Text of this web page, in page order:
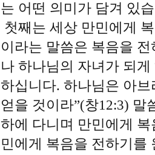
는 어떤 의미가 담겨 있
첫째는 세상 만민에게
이라는 말씀은 복음을
나 하나님의 자녀가 되
하십니다. 하나님은 아
얻을 것이라”(창12:3) 말
하에 다니며 만민에게
민에게 복음을 전하기를